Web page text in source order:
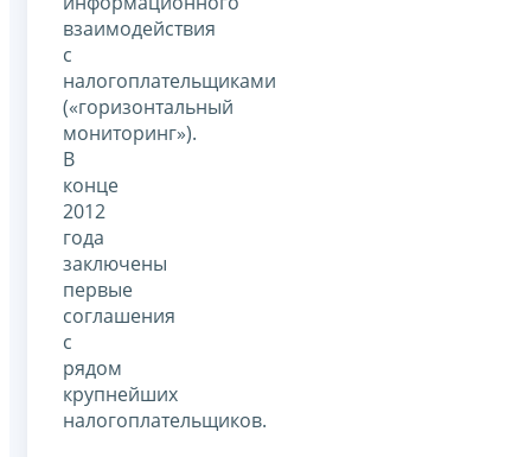
взаимодействия
с
налогоплательщиками
(«горизонтальный
мониторинг»).
В
конце
2012
года
заключены
первые
соглашения
с
рядом
крупнейших
налогоплательщиков.